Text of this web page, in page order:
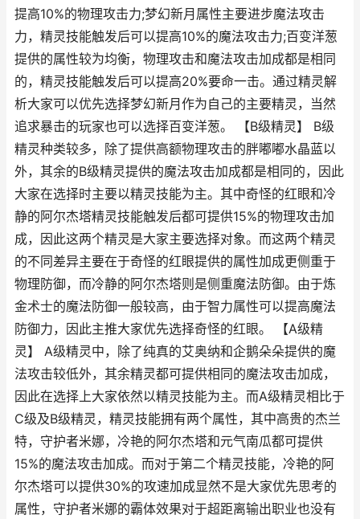
提高10%的物理攻击力;梦幻新月属性主要进步魔法攻击
力，精灵技能触发后可以提高10%的魔法攻击力;百变洋葱
提供的属性较为均衡，物理攻击和魔法攻击加成都是相同
的，精灵技能触发后可以提高20%要命一击。通过精灵解
析大家可以优先选择梦幻新月作为自己的主要精灵，当然
追求暴击的玩家也可以选择百变洋葱。 【B级精灵】 B级
精灵种类较多，除了提供高额物理攻击的胖嘟嘟水晶蓝以
外，其余的B级精灵提供的魔法攻击加成都是相同的，因此
大家在选择时主要以精灵技能为主。其中奇怪的红眼和冷
静的阿尔杰塔精灵技能触发后都可提供15%的物理攻击加
成，因此这两个精灵是大家主要选择对象。而这两个精灵
的不同差异主要在于奇怪的红眼提供的属性加成更侧重于
物理防御，而冷静的阿尔杰塔则是侧重魔法防御。由于炼
金术士的魔法防御一般较高，由于智力属性可以提高魔法
防御力，因此主推大家优先选择奇怪的红眼。 【A级精
灵】 A级精灵中，除了纯真的艾奥纳和企鹅朵朵提供的魔
法攻击较低外，其余精灵都可提供相同的魔法攻击加成，
因此在选择上大家依然以精灵技能为主。而A级精灵相比于
C级及B级精灵，精灵技能拥有两个属性，其中高贵的杰兰
特，守护者米娜，冷艳的阿尔杰塔和元气南瓜都可提供
15%的魔法攻击加成。而对于第二个精灵技能，冷艳的阿
尔杰塔可以提供30%的攻速加成显然不是大家优先思考的
属性，守护者米娜的霸体效果对于超距离输出职业也没有